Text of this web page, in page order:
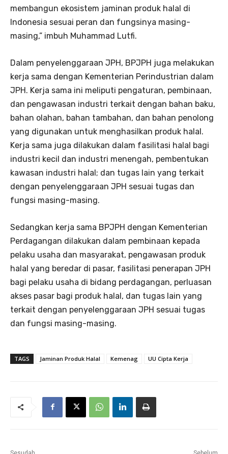
membangun ekosistem jaminan produk halal di
Indonesia sesuai peran dan fungsinya masing-
masing,” imbuh Muhammad Lutfi.
Dalam penyelenggaraan JPH, BPJPH juga melakukan
kerja sama dengan Kementerian Perindustrian dalam
JPH. Kerja sama ini meliputi pengaturan, pembinaan,
dan pengawasan industri terkait dengan bahan baku,
bahan olahan, bahan tambahan, dan bahan penolong
yang digunakan untuk menghasilkan produk halal.
Kerja sama juga dilakukan dalam fasilitasi halal bagi
industri kecil dan industri menengah, pembentukan
kawasan industri halal; dan tugas lain yang terkait
dengan penyelenggaraan JPH sesuai tugas dan
fungsi masing-masing.
Sedangkan kerja sama BPJPH dengan Kementerian
Perdagangan dilakukan dalam pembinaan kepada
pelaku usaha dan masyarakat, pengawasan produk
halal yang beredar di pasar, fasilitasi penerapan JPH
bagi pelaku usaha di bidang perdagangan, perluasan
akses pasar bagi produk halal, dan tugas lain yang
terkait dengan penyelenggaraan JPH sesuai tugas
dan fungsi masing-masing.
TAGS Jaminan Produk Halal Kemenag UU Cipta Kerja